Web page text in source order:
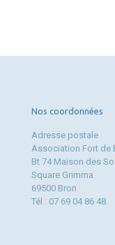
Nos coordonnées
Adresse postale
Association Fort de
Bt 74 Maison des
Square Grimma
69500 Bron
Tél : 07 69 04 86 48